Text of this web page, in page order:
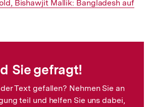
Bishawjit Mallik: Bangladesh auf
Sie gefragt!
Text gefallen? Nehmen Sie an
teil und helfen Sie uns dabei,